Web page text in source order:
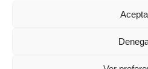
Club Náutico Sevilla © 2021